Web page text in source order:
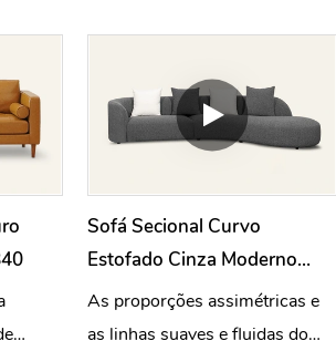
de luxo discreto com uma
experiência de assento
sofisticada.
Sofá Secional Curvo
Estofado Cinza Moderno
Mobido M003
As proporções assimétricas e
as linhas suaves e fluidas do